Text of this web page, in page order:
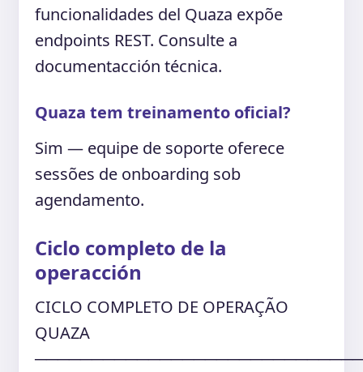
funcionalidades del Quaza expõe
endpoints REST. Consulte a
documentacción técnica.
Quaza tem treinamento oficial?
Sim — equipe de soporte oferece
sessões de onboarding sob
agendamento.
Ciclo completo de la
operacción
CICLO COMPLETO DE OPERAÇÃO
QUAZA